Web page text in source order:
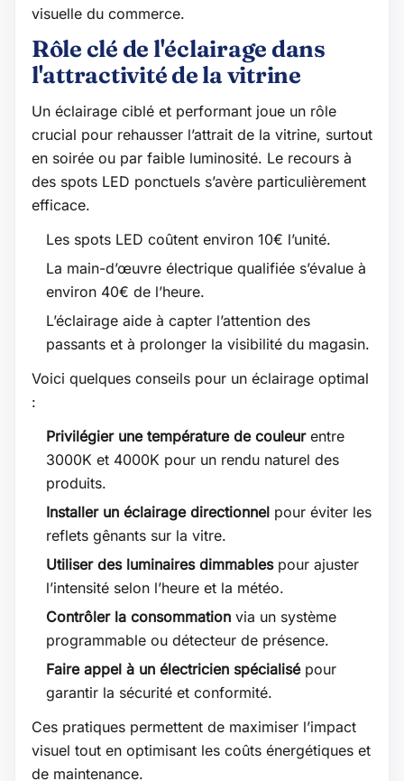
visuelle du commerce.
Rôle clé de l'éclairage dans
l'attractivité de la vitrine
Un éclairage ciblé et performant joue un rôle
crucial pour rehausser l’attrait de la vitrine, surtout
en soirée ou par faible luminosité. Le recours à
des spots LED ponctuels s’avère particulièrement
efficace.
Les spots LED coûtent environ 10€ l’unité.
La main-d’œuvre électrique qualifiée s’évalue à
environ 40€ de l’heure.
L’éclairage aide à capter l’attention des
passants et à prolonger la visibilité du magasin.
Voici quelques conseils pour un éclairage optimal
:
Privilégier une température de couleurentre
3000K et 4000K pour un rendu naturel des
produits.
Installer un éclairage directionnel pour éviter les
reflets gênants sur la vitre.
Utiliser des luminaires dimmablespour ajuster
l’intensité selon l’heure et la météo.
Contrôler la consommation via un système
programmable ou détecteur de présence.
Faire appel à un électricien spécialisépour
garantir la sécurité et conformité.
Ces pratiques permettent de maximiser l’impact
visuel tout en optimisant les coûts énergétiques et
de maintenance.